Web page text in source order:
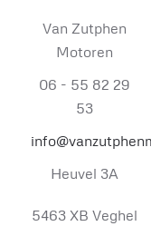
Van Zutphen
Motoren
06 - 55 82 29
53
Heuvel 3A
5463 XB Veghel